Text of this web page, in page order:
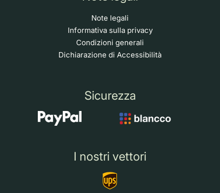
Note legali
Informativa sulla privacy
Condizioni generali
Dichiarazione di Accessibilità
Sicurezza
I nostri vettori